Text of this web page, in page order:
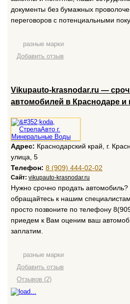
документы без бумажных
переговоров с потенциальными
разные марки
Добавить отзыв
Vikupauto-krasnodar.ru —
автомобилей в Краснодаре и
Адрес: Краснодарский край, г.
улица, 5
Телефон: 8 (909) 444-02-02
Сайт: vikupauto-krasnodar.ru
Нужно срочно продать
обращайтесь к нашим
просто позвоните по телефону
приедем к Вам оценим ваш
заплатим.
разные марки
Добавить отзыв
Отзывов (2)